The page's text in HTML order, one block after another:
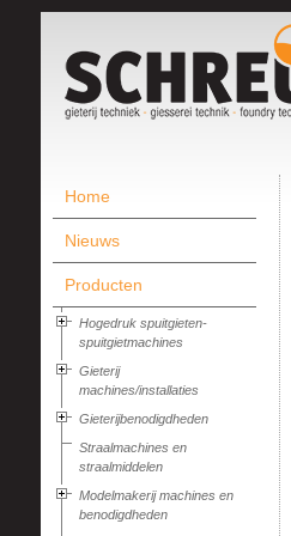
Home
Nieuws
Producten
Hogedruk spuitgieten-
spuitgietmachines
Gieterij
machines/installaties
Gieterijbenodigdheden
Straalmachines en
straalmiddelen
Modelmakerij machines en
benodigdheden